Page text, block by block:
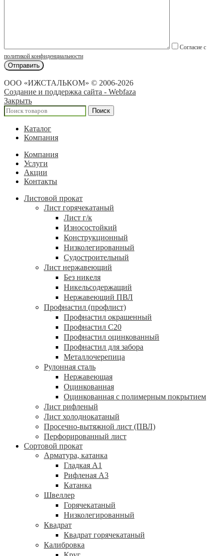
Согласие с
политикой конфиденциальности
ООО «ИЖСТАЛЬКОМ» © 2006-2026
Создание и поддержка сайта - Webfaza
Закрыть
Поиск
Каталог
Компания
Компания
Услуги
Акции
Контакты
Листовой прокат
Лист горячекатаный
Лист г/к
Износостойкий
Конструкционный
Низколегированный
Судостроительный
Лист нержавеющий
Без никеля
Никельсодержащий
Нержавеющий ПВЛ
Профнастил (профлист)
Профнастил окрашенный
Профнастил С20
Профнастил оцинкованный
Профнастил для забора
Металлочерепица
Рулонная сталь
Нержавеющая
Оцинкованная
Оцинкованная с полимерным покрытием
Лист рифленый
Лист холоднокатаный
Просечно-вытяжной лист (ПВЛ)
Перфорированный лист
Сортовой прокат
Арматура, катанка
Гладкая А1
Рифленая А3
Катанка
Швеллер
Горячекатаный
Низколегированный
Квадрат
Квадрат горячекатаный
Калибровка